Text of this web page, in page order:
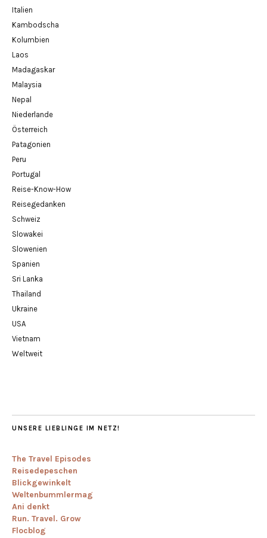
Italien
Kambodscha
Kolumbien
Laos
Madagaskar
Malaysia
Nepal
Niederlande
Österreich
Patagonien
Peru
Portugal
Reise-Know-How
Reisegedanken
Schweiz
Slowakei
Slowenien
Spanien
Sri Lanka
Thailand
Ukraine
USA
Vietnam
Weltweit
UNSERE LIEBLINGE IM NETZ!
The Travel Episodes
Reisedepeschen
Blickgewinkelt
Weltenbummlermag
Ani denkt
Run. Travel. Grow
Flocblog